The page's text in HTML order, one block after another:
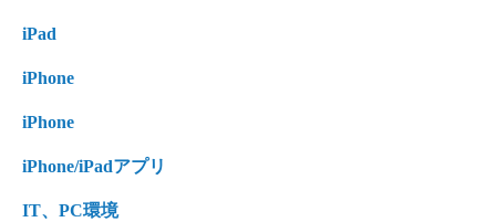
iPad
iPhone
iPhone
iPhone/iPadアプリ
IT、PC環境